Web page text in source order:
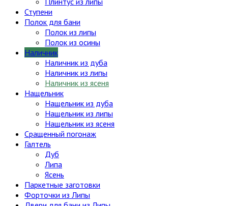
Ступени
Полок для бани
Полок из липы
Полок из осины
Наличник
Наличник из дуба
Наличник из липы
Наличник из ясеня
Нащельник
Нащельник из дуба
Нащельник из липы
Нащельник из ясеня
Сращенный погонаж
Галтель
Дуб
Липа
Ясень
Паркетные заготовки
Форточки из Липы